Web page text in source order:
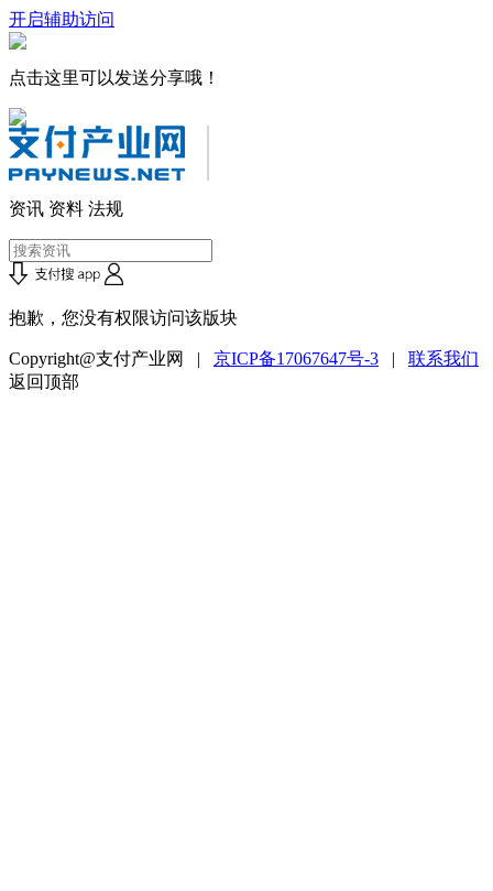
开启辅助访问
点击这里可以发送分享哦！
资讯 资料 法规
抱歉，您没有权限访问该版块
Copyright@支付产业网 | 京ICP备17067647号-3 | 联系我们
返回顶部